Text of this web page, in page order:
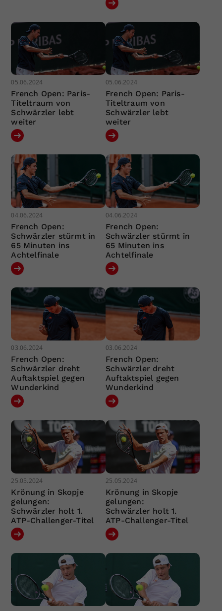
05.06.2024
French Open: Paris-
Titeltraum von
Schwärzler lebt
weiter
05.06.2024
French Open: Paris-
Titeltraum von
Schwärzler lebt
weiter
04.06.2024
French Open:
Schwärzler stürmt in
65 Minuten ins
Achtelfinale
04.06.2024
French Open:
Schwärzler stürmt in
65 Minuten ins
Achtelfinale
03.06.2024
French Open:
Schwärzler dreht
Auftaktspiel gegen
Wunderkind
03.06.2024
French Open:
Schwärzler dreht
Auftaktspiel gegen
Wunderkind
25.05.2024
Krönung in Skopje
gelungen:
Schwärzler holt 1.
ATP-Challenger-Titel
25.05.2024
Krönung in Skopje
gelungen:
Schwärzler holt 1.
ATP-Challenger-Titel